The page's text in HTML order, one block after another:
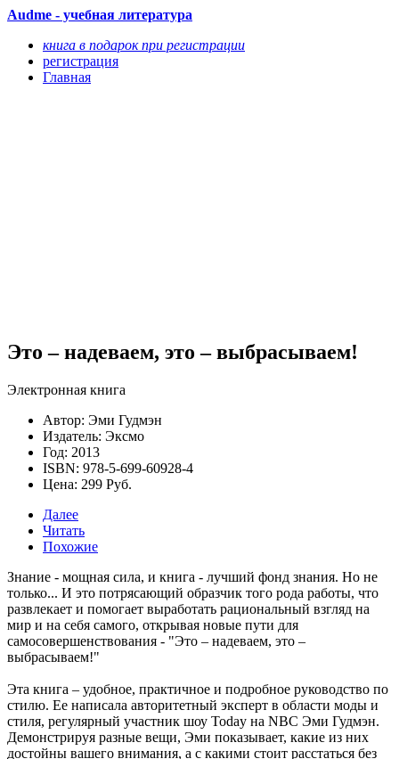
Audme - учебная литература
книга в подарок при регистрации
регистрация
Главная
Это – надеваем, это – выбрасываем!
Электронная книга
Автор: Эми Гудмэн
Издатель: Эксмо
Год: 2013
ISBN: 978-5-699-60928-4
Цена: 299 Руб.
Далее
Читать
Похожие
Знание - мощная сила, и книга - лучший фонд знания. Но не
только... И это потрясающий образчик того рода работы, что
развлекает и помогает выработать рациональный взгляд на
мир и на себя самого, открывая новые пути для
самосовершенствования - "Это – надеваем, это –
выбрасываем!"
Эта книга – удобное, практичное и подробное руководство по
стилю. Ее написала авторитетный эксперт в области моды и
стиля, регулярный участник шоу Today на NBC Эми Гудмэн.
Демонстрируя разные вещи, Эми показывает, какие из них
достойны вашего внимания, а с какими стоит расстаться без